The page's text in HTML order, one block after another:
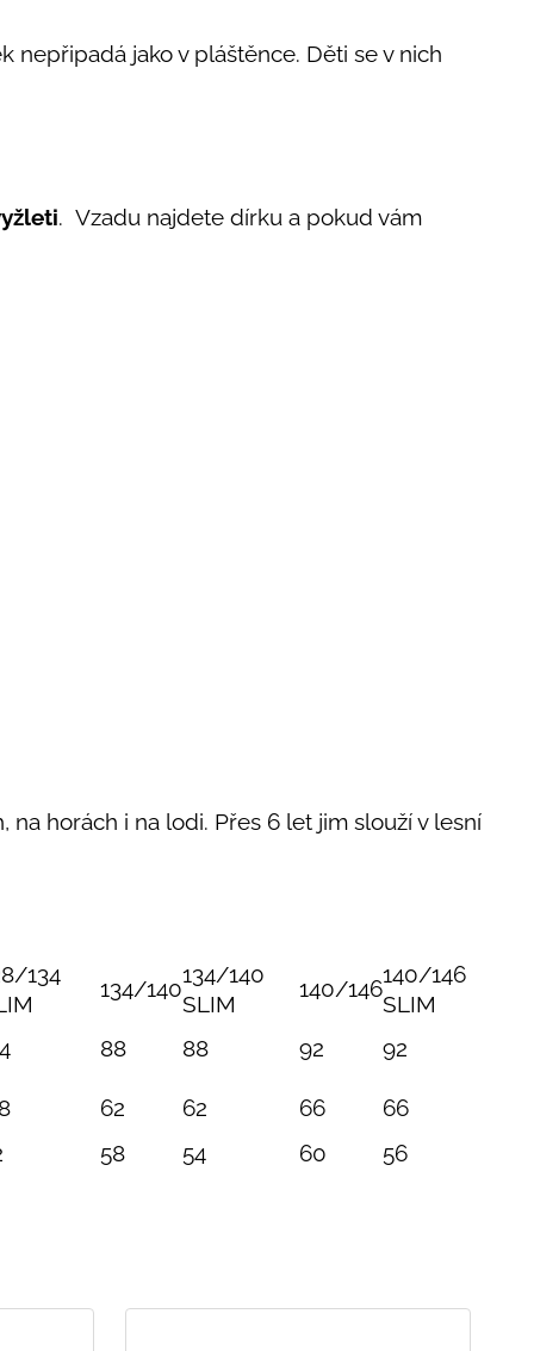
nepřipadá jako v pláštěnce. Děti se v nich
. Vzadu najdete dírku a pokud vám
horách i na lodi. Přes 6 let jim slouží v lesní
134
134/140
134/140
SLIM
140/146
140/146
SLIM
88 88 92
92
62 62 66
66
58 54 60 56